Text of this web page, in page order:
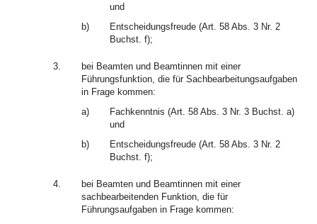
und
b)
Entscheidungsfreude (Art. 58 Abs. 3 Nr. 2
Buchst. f);
3.
bei Beamten und Beamtinnen mit einer
Führungsfunktion, die für Sachbearbeitungsaufgaben
in Frage kommen:
a)
Fachkenntnis (Art. 58 Abs. 3 Nr. 3 Buchst. a)
und
b)
Entscheidungsfreude (Art. 58 Abs. 3 Nr. 2
Buchst. f);
4.
bei Beamten und Beamtinnen mit einer
sachbearbeitenden Funktion, die für
Führungsaufgaben in Frage kommen: